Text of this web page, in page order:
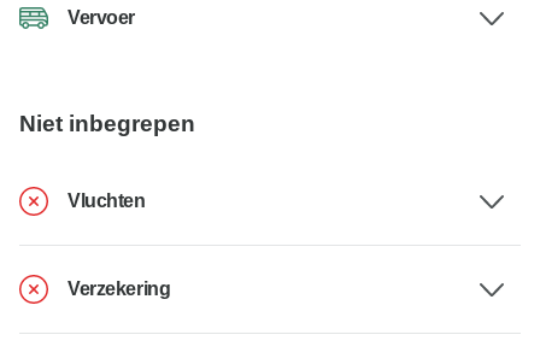
Vervoer
Niet inbegrepen
Vluchten
Verzekering